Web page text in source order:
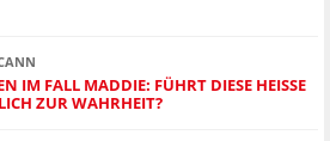
IM FALL MADDIE: FÜHRT DIESE HEISSE S
ZUR WAHRHEIT?